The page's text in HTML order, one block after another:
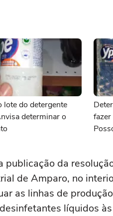
lote do detergente
determinar o
fazer
publicação da
de Amparo, no
as linhas de
líquidos